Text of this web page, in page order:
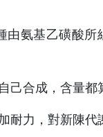
氨基乙磺酸
合成，含量都
力，對新陳代